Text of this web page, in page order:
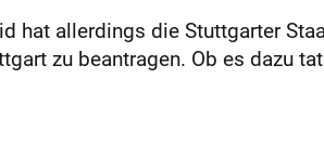
hat allerdings die Stuttgarter
zu beantragen. Ob es dazu